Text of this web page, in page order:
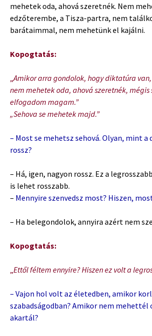
mehetek oda, ahová szeretnék. Nem
edzőterembe, a Tisza-partra, nem
barátaimmal, nem mehetünk el kajálni.
Kopogtatás:
„Amikor arra gondolok, hogy diktatúra
nem mehetek oda, ahová szeretnék, mégis
elfogadom magam.”
„Sehova se mehetek majd.”
– Most se mehetsz sehová. Olyan, mint a
rossz?
– Há, igen, nagyon rossz. Ez a
is lehet rosszabb.
– Mennyire szenvedsz most? Hiszen,
– Ha belegondolok, annyira azért nem
Kopogtatás:
„Ettől féltem ennyire? Hiszen ez volt a
– Vajon hol volt az életedben, amikor
szabadságodban? Amikor nem mehettél
akartál?